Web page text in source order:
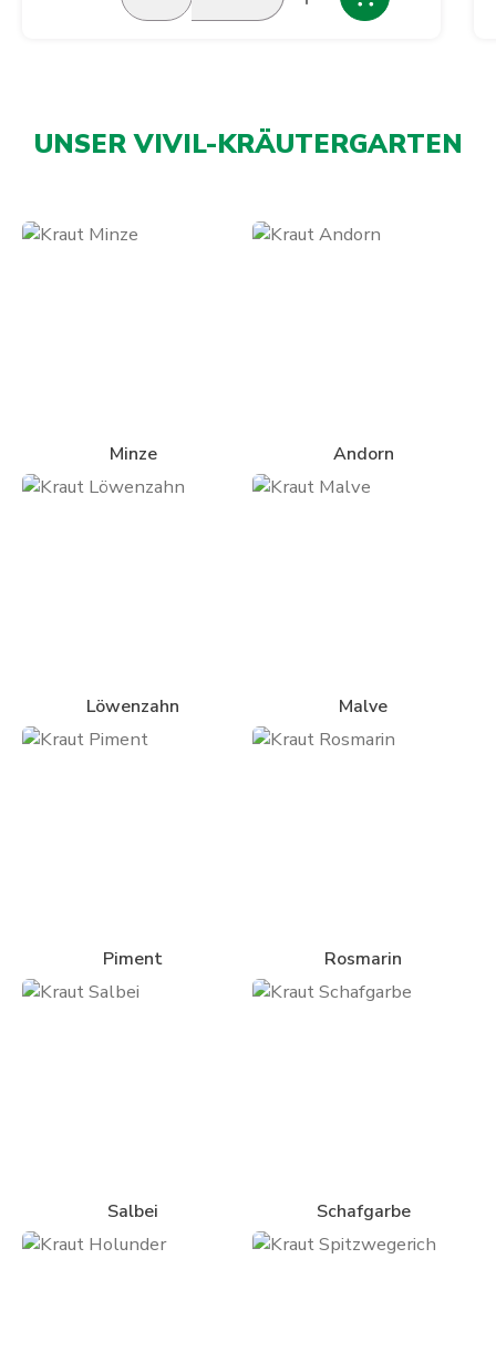
UNSER VIVIL-KRÄUTERGARTEN
Kategoriegalerie überspringen
Minze Andorn
Löwenzahn Malve
Piment Rosmarin
Salbei Schafgarbe